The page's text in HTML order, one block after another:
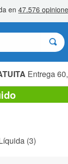
Entrega
(3)